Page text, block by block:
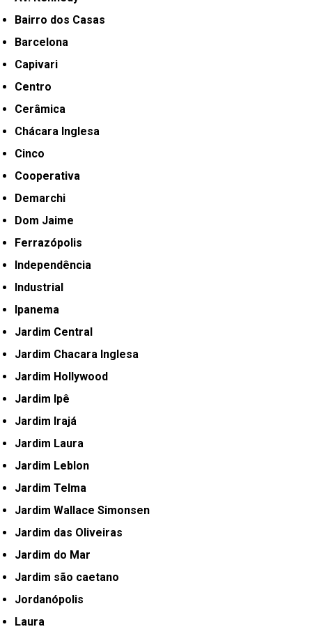
Bairro dos Casas
Barcelona
Capivari
Centro
Cerâmica
Chácara Inglesa
Cinco
Cooperativa
Demarchi
Dom Jaime
Ferrazópolis
Independência
Industrial
Ipanema
Jardim Central
Jardim Chacara Inglesa
Jardim Hollywood
Jardim Ipê
Jardim Irajá
Jardim Laura
Jardim Leblon
Jardim Telma
Jardim Wallace Simonsen
Jardim das Oliveiras
Jardim do Mar
Jardim são caetano
Jordanópolis
Laura